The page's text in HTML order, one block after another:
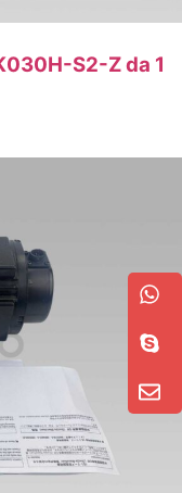
S2-Z da 1